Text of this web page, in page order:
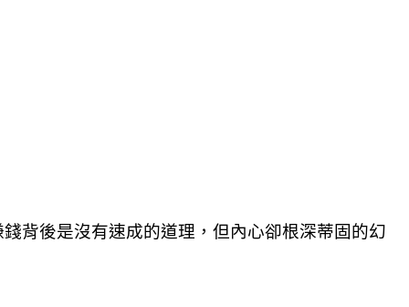
背後是沒有速成的道理，但內心卻根深蒂固的幻